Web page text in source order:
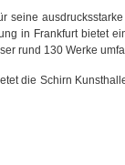
seine
in Frankfurt bietet
rund 130 Werke
die Schirn